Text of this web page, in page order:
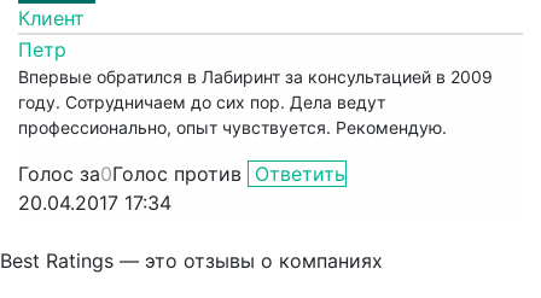
Клиент
Петр
Впервые обратился в Лабиринт за консультацией в 2009
году. Сотрудничаем до сих пор. Дела ведут
профессионально, опыт чувствуется. Рекомендую.
Голос за0Голос против Ответить
20.04.2017 17:34
Best Ratings — это отзывы о компаниях